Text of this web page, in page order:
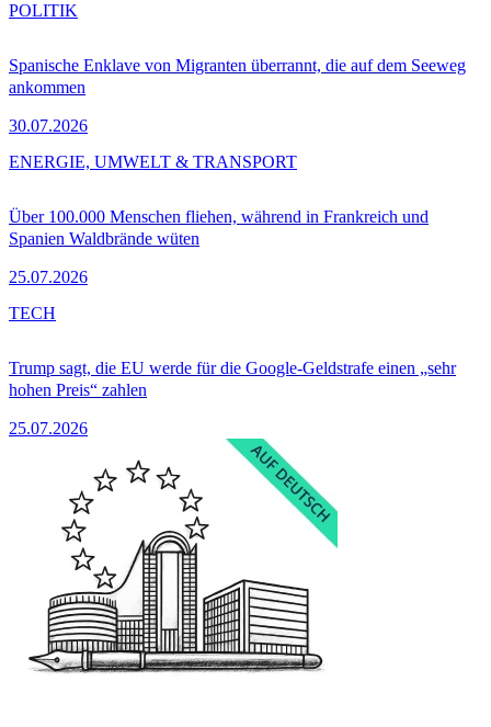
Spanische Enklave von Migranten überrannt, die auf dem Seeweg
ankommen
30.07.2026
POLITIK
Über 100.000 Menschen fliehen, während in Frankreich und
Spanien Waldbrände wüten
25.07.2026
ENERGIE, UMWELT & TRANSPORT
Trump sagt, die EU werde für die Google-Geldstrafe einen „sehr
hohen Preis“ zahlen
25.07.2026
TECH